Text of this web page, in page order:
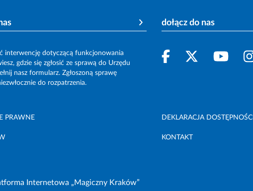
interwencję dotyczącą funkcjonowania
gdzie się zgłosić ze sprawą do Urzędu
nasz formularz. Zgłoszoną sprawę
do rozpatrzenia.
dołącz do nas
PRAWNE DEKLARACJA DOSTĘPNOŚCI
KONTAKT
Internetowa „Magiczny Kraków”